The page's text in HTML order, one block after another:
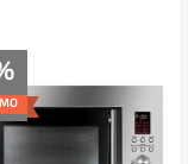
259.00€
(506.56
лв.).
е:
245.00€
(479.18